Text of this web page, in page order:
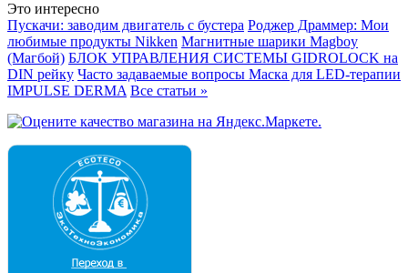
Это интересно
Пускачи: заводим двигатель с бустера Роджер Драммер: Мои
любимые продукты Nikken Магнитные шарики Magboy
(Магбой) БЛОК УПРАВЛЕНИЯ СИСТЕМЫ GIDROLOCK на
DIN рейку Часто задаваемые вопросы Маска для LED-терапии
IMPULSE DERMA Все статьи »